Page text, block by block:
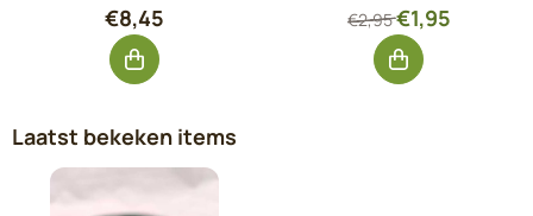
Prijs: 8,45, exclusief btw: 6,98
€8,45 Van 2,95 voor
€2,95€1,95
Laatst bekeken items